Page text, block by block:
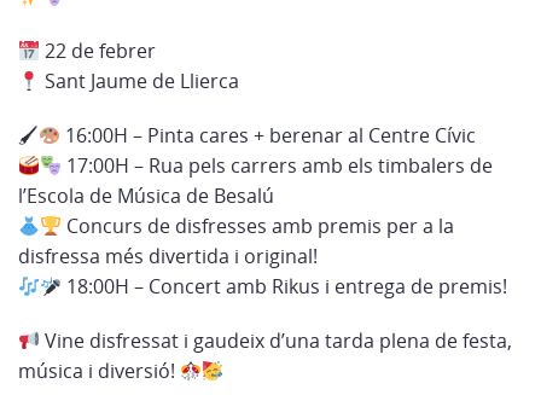
22 de febrer
Sant Jaume de Llierca
🖌
16:00H – Pinta cares + berenar al Centre Cívic
17:00H – Rua pels carrers amb els timbalers de
l’Escola de Música de Besalú
Concurs de disfresses amb premis per a la
disfressa més divertida i original!
18:00H – Concert amb Rikus i entrega de premis!
Vine disfressat i gaudeix d’una tarda plena de festa,
música i diversió!